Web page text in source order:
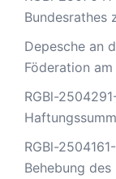
Bundesrathes
Depesche an
Föderation
RGBl-
RGBl-
Behebung